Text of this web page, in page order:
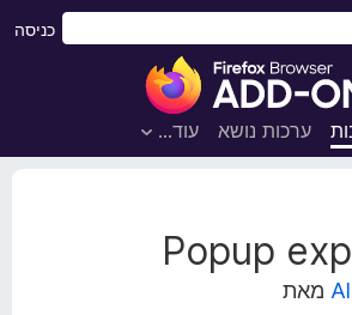
ת
ס
פ
ל
ד
ערכות נושא עוד…
כניסה
Popup
מאת